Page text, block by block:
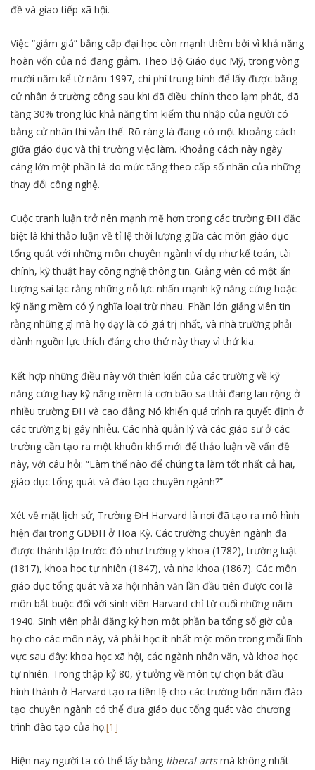
đề và giao tiếp xã hội.
Việc “giảm giá” bằng cấp đại học còn mạnh thêm bởi vì khả năng
hoàn vốn của nó đang giảm. Theo Bộ Giáo dục Mỹ, trong vòng
mười năm kể từ năm 1997, chi phí trung bình để lấy được bằng
cử nhân ở trường công sau khi đã điều chỉnh theo lạm phát, đã
tăng 30% trong lúc khả năng tìm kiếm thu nhập của người có
bằng cử nhân thì vẫn thế. Rõ ràng là đang có một khoảng cách
giữa giáo dục và thị trường việc làm. Khoảng cách này ngày
càng lớn một phần là do mức tăng theo cấp số nhân của những
thay đổi công nghệ.
Cuộc tranh luận trở nên mạnh mẽ hơn trong các trường ĐH đặc
biệt là khi thảo luận về tỉ lệ thời lượng giữa các môn giáo dục
tổng quát với những môn chuyên ngành ví dụ như kế toán, tài
chính, kỹ thuật hay công nghệ thông tin. Giảng viên có một ấn
tượng sai lạc rằng những nỗ lực nhấn mạnh kỹ năng cứng hoặc
kỹ năng mềm có ý nghĩa loại trừ nhau. Phần lớn giảng viên tin
rằng những gì mà họ dạy là có giá trị nhất, và nhà trường phải
dành nguồn lực thích đáng cho thứ này thay vì thứ kia.
Kết hợp những điều này với thiên kiến của các trường về kỹ
năng cứng hay kỹ năng mềm là cơn bão sa thải đang lan rộng ở
nhiều trường ĐH và cao đẳng Nó khiến quá trình ra quyết định ở
các trường bị gây nhiễu. Các nhà quản lý và các giáo sư ở các
trường cần tạo ra một khuôn khổ mới để thảo luận về vấn đề
này, với câu hỏi: “Làm thế nào để chúng ta làm tốt nhất cả hai,
giáo dục tổng quát và đào tạo chuyên ngành?”
Xét về mặt lịch sử, Trường ĐH Harvard là nơi đã tạo ra mô hình
hiện đại trong GDĐH ở Hoa Kỳ. Các trường chuyên ngành đã
được thành lập trước đó như trường y khoa (1782), trường luật
(1817), khoa học tự nhiên (1847), và nha khoa (1867). Các môn
giáo dục tổng quát và xã hội nhân văn lần đầu tiên được coi là
môn bắt buộc đối với sinh viên Harvard chỉ từ cuối những năm
1940. Sinh viên phải đăng ký hơn một phần ba tổng số giờ của
họ cho các môn này, và phải học ít nhất một môn trong mỗi lĩnh
vực sau đây: khoa học xã hội, các ngành nhân văn, và khoa học
tự nhiên. Trong thập kỷ 80, ý tưởng về môn tự chọn bắt đầu
hình thành ở Harvard tạo ra tiền lệ cho các trường bốn năm đào
tạo chuyên ngành có thể đưa giáo dục tổng quát vào chương
trình đào tạo của họ.[1]
Hiện nay người ta có thể lấy bằng liberal artsmà không nhất